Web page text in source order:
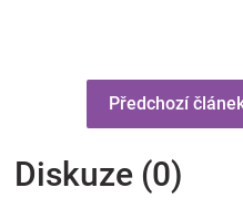
Předchozí
Diskuze (0)